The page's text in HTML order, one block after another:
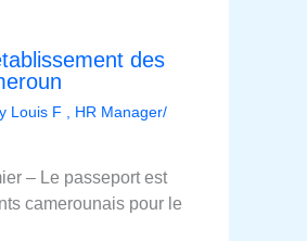
des
Louis F , HR Manager/
– Le passeport est
camerounais pour le